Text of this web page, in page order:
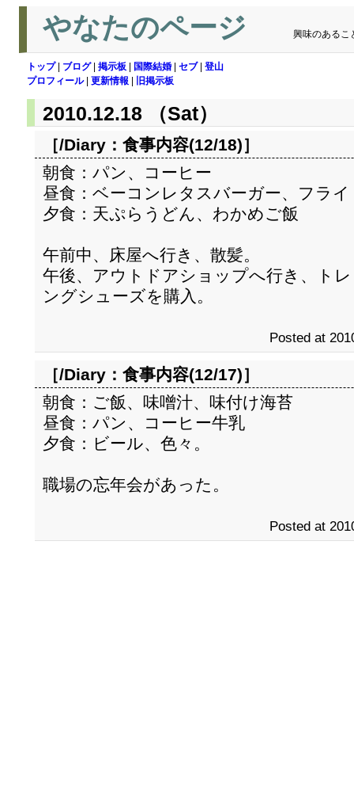
やなたのページ 興味のあるこ
トップ| ブログ| 掲示板 国際結婚 セブ| 登山
プロフィール| 更新情報 旧掲示板
2010.12.18 （Sat）
［/Diary： 食事内容(12/18)］
朝食：パン、コーヒー
昼食：ベーコンレタスバーガー、フラ
夕食：天ぷらうどん、わかめご飯
午前中、床屋へ行き、散髪。
午後、アウトドアショップへ行き、ト
ングシューズを購入。
Posted at
［/Diary： 食事内容(12/17)］
朝食：ご飯、味噌汁、味付け海苔
昼食：パン、コーヒー牛乳
夕食：ビール、色々。
職場の忘年会があった。
Posted at